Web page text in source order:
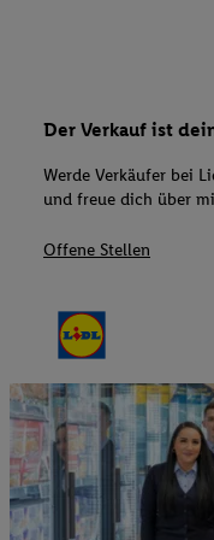
Der Verkauf ist
Werde Verkäufer bei
und freue dich über
Offene Stellen